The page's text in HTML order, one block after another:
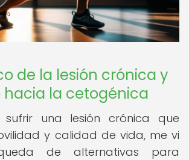
de la lesión crónica y
la cetogénica
sufrir una lesión crónica que
y calidad de vida, me vi
de alternativas para